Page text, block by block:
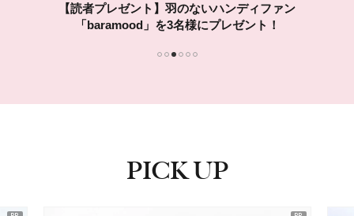
【読者プレゼント】羽のないハンディファン
「baramood」を3名様にプレゼント！
PICK UP